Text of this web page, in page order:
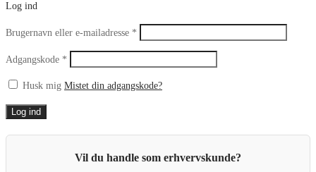
Log ind
Brugernavn eller e-mailadresse *
Adgangskode *
Husk mig Mistet din adgangskode?
Log ind
Vil du handle som erhvervskunde?